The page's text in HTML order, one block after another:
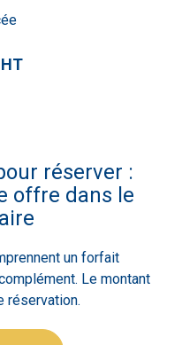
réserver :
offre dans le
un forfait
Le montant
réservation.